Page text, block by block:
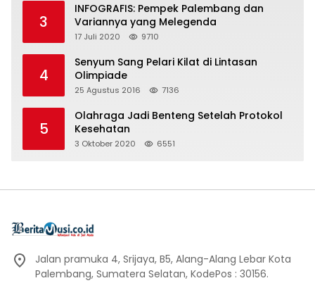
3
INFOGRAFIS: Pempek Palembang dan
Variannya yang Melegenda
17 Juli 2020 9710
4
Senyum Sang Pelari Kilat di Lintasan
Olimpiade
25 Agustus 2016 7136
5
Olahraga Jadi Benteng Setelah Protokol
Kesehatan
3 Oktober 2020 6551
Jalan pramuka 4, Srijaya, B5, Alang-Alang Lebar Kota
Palembang, Sumatera Selatan, KodePos : 30156.